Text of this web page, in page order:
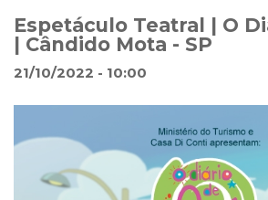
Espetáculo Teatral | O
| Cândido Mota - SP
21/10/2022 - 10:00